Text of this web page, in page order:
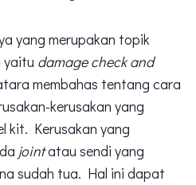
yang merupakan topik
yaitu damage check and
membahas tentang cara
kerusakan yang
kit. Kerusakan yang
jointatau sendi yang
sudah tua. Hal ini dapat